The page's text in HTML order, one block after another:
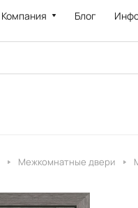
Компания Блог
Межкомнатные двери